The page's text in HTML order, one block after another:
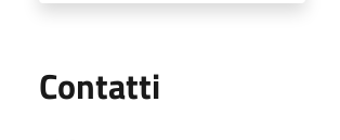
Contatti